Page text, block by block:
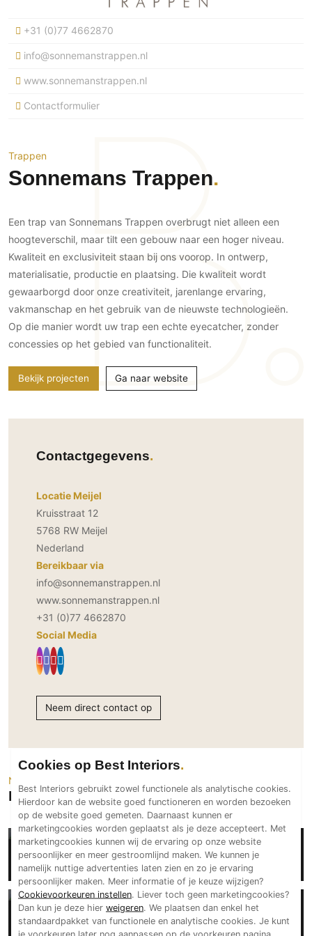
Bedden
Meubels
Glas
Interieurbouw
Keuken
Keukens
Keukenbladen
Keukenaccessoires
Keukenkranen
Ramen en deuren
Aluminium deuren
Stalen deuren
Deurbeslag
Meubelbeslag
Vloeren
Beton Ciré vloeren
PVC vloeren
Gietvloeren
Houten vloeren
Natuursteen en keramiek vloeren
Vloerkleden
Beton Ciré
Behang / Wandtextiel
Natuursteen en keramiek
Leer
Schilderwerk
Stucwerk
Spuitwerk
Buitendeuren
Vouwwanden
Garagedeuren
Zonwering
Buitenshutters
Overig
Autolift
3D visualisaties
Gevel
Gevelbekleding
Stucwerk
Tuinverlichting
Omheining
Hekwerken en poorten
Tuin wellness
Buitenvloeren
Houten buitenvloeren
Natuursteen en keramiek
buitenvloeren
Vlonders
Zonwering
Zonwering buiten
Serre/Veranda
Slaapkamer
Wellness
Wijnkelder
Woonkamer
Bijgebouw / Poolhouse
Terrasoverkapping
Tuin
Villa
Zwembad
Zakelijk
Horeca
Kantoor
+31 (0)77 4662870
info@sonnemanstrappen.nl
www.sonnemanstrappen.nl
Contactformulier
Trappen
Sonnemans Trappen
Een trap van Sonnemans Trappen overbrugt niet alleen een
hoogteverschil, maar tilt een gebouw naar een hoger niveau.
Kwaliteit en exclusiviteit staan bij ons voorop. In ontwerp,
materialisatie, productie en plaatsing. Die kwaliteit wordt
gewaarborgd door onze creativiteit, jarenlange ervaring,
vakmanschap en het gebruik van de nieuwste technologieën.
Op die manier wordt uw trap een echte eyecatcher, zonder
concessies op het gebied van functionaliteit.
Bekijk projecten Ga naar website
Contactgegevens
Locatie Meijel
Kruisstraat 12
5768 RW Meijel
Nederland
Bereikbaar via
info@sonnemanstrappen.nl
www.sonnemanstrappen.nl
+31 (0)77 4662870
Social Media
Neem direct contact op
Neem een kijkje
Projecten van Sonnemans Trappen
Sonnemans Trappen
Exclusieve witte trappen in design interieur
Sonnemans Trappen
Massief eiken trap met gebogen spil in luxe
Cookies op Best Interiors
Best Interiors gebruikt zowel functionele als analytische cookies.
Hierdoor kan de website goed functioneren en worden bezoeken
op de website goed gemeten. Daarnaast kunnen er
marketingcookies worden geplaatst als je deze accepteert. Met
marketingcookies kunnen wij de ervaring op onze website
persoonlijker en meer gestroomlijnd maken. We kunnen je
namelijk nuttige advertenties laten zien en zo je ervaring
persoonlijker maken. Meer informatie of je keuze wijzigen?
Cookievoorkeuren instellen. Liever toch geen marketingcookies?
Dan kun je deze hier weigeren. We plaatsen dan enkel het
standaardpakket van functionele en analytische cookies. Je kunt
je voorkeuren later nog aanpassen op de voorkeuren pagina.